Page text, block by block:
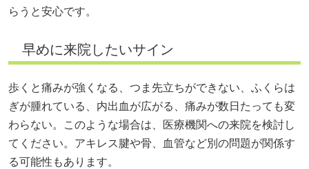
らうと安心です。
早めに来院したいサイン
歩くと痛みが強くなる、つま先立ちができない、ふくらは
ぎが腫れている、内出血が広がる、痛みが数日たっても変
わらない。このような場合は、医療機関への来院を検討し
てください。アキレス腱や骨、血管など別の問題が関係す
る可能性もあります。